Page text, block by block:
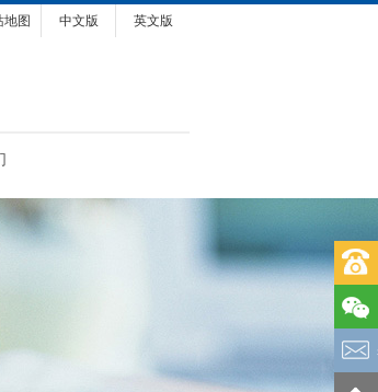
英文版
中文版
地图